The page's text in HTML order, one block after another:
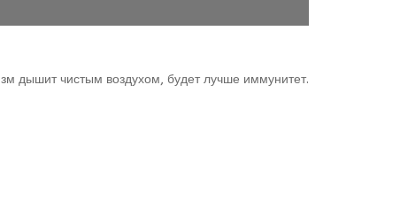
дышит чистым воздухом, будет лучше иммунитет.